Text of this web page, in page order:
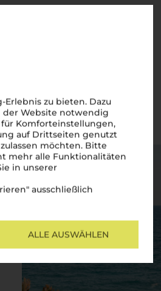
zu bieten. Dazu
der Website notwendig
Komforteinstellungen,
auf Drittseiten genutzt
möchten. Bitte
mehr alle Funktionalitäten
in unserer
ausschließlich
ALLE AUSWÄHLEN